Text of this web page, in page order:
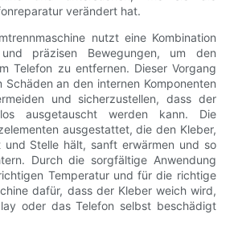
verändert hat.
nutzt eine Kombination
präzisen Bewegungen, um den
Telefon zu entfernen. Dieser Vorgang
Schäden an den internen Komponenten
und sicherzustellen, dass der
ausgetauscht werden kann. Die
ausgestattet, die den Kleber,
Stelle hält, sanft erwärmen und so
Durch die sorgfältige Anwendung
Temperatur und für die richtige
dafür, dass der Kleber weich wird,
oder das Telefon selbst beschädigt